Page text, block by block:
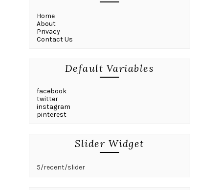
Home
About
Privacy
Contact Us
Default Variables
facebook
twitter
instagram
pinterest
Slider Widget
5/recent/slider